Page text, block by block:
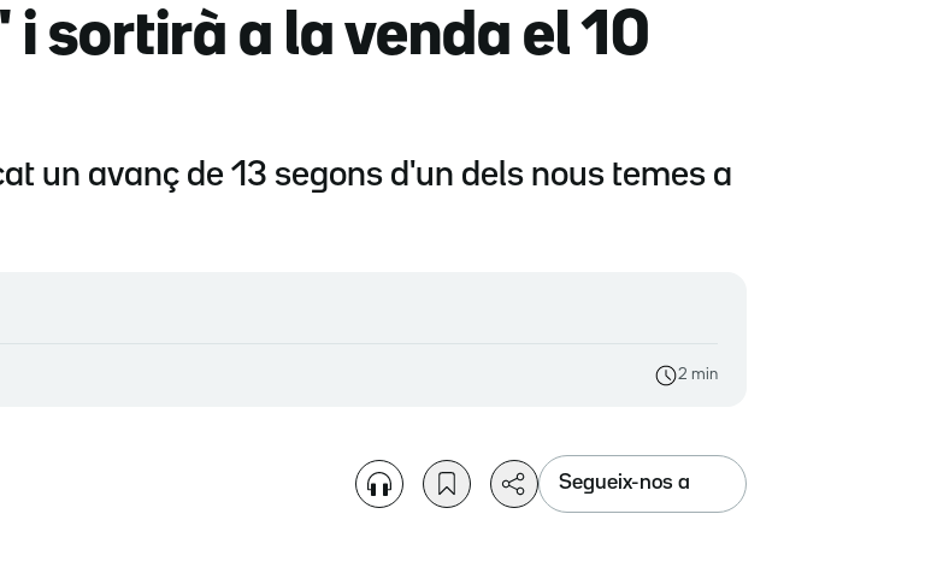
i sortirà a la venda el 10
un avanç de 13 segons d'un dels nous temes a
2 min
Segueix-nos a